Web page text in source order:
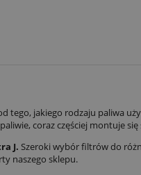
tego, jakiego rodzaju paliwa
coraz częściej montuje
J. Szeroki wybór filtrów do
naszego sklepu.